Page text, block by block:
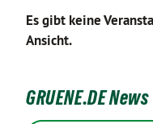
Es gibt keine
Ansicht.
GRUENE.DE News